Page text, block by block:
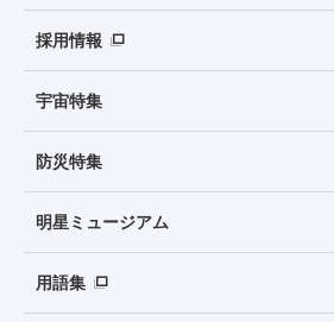
採用情報
宇宙特集
防災特集
明星ミュージアム
用語集